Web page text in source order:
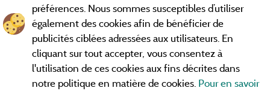
CGV
Les meilleurscampings en Ardèche . Consultez les fiches de
nos adhérents et découvrez nos meilleures offres dans les
Gorges de l'Ardèche, le célèbrePont d'Arc, la grotte de l'Aven
d'Orgnac, Le mont Gerbier de Jonc ou le mont Mézenc...
préférences. Nous sommes susceptibles d’utiliser
également des cookies afin de bénéficier de
publicités ciblées adressées aux utilisateurs. En
cliquant sur tout accepter, vous consentez à
l'utilisation de ces cookies aux fins décrites dans
notre politique en matière de cookies. Pour en savoir